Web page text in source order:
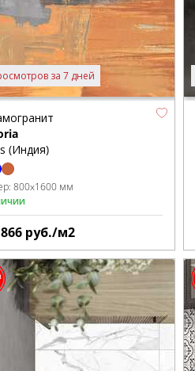
за 7 дней
(Индия)
800x1600 мм
руб./м2